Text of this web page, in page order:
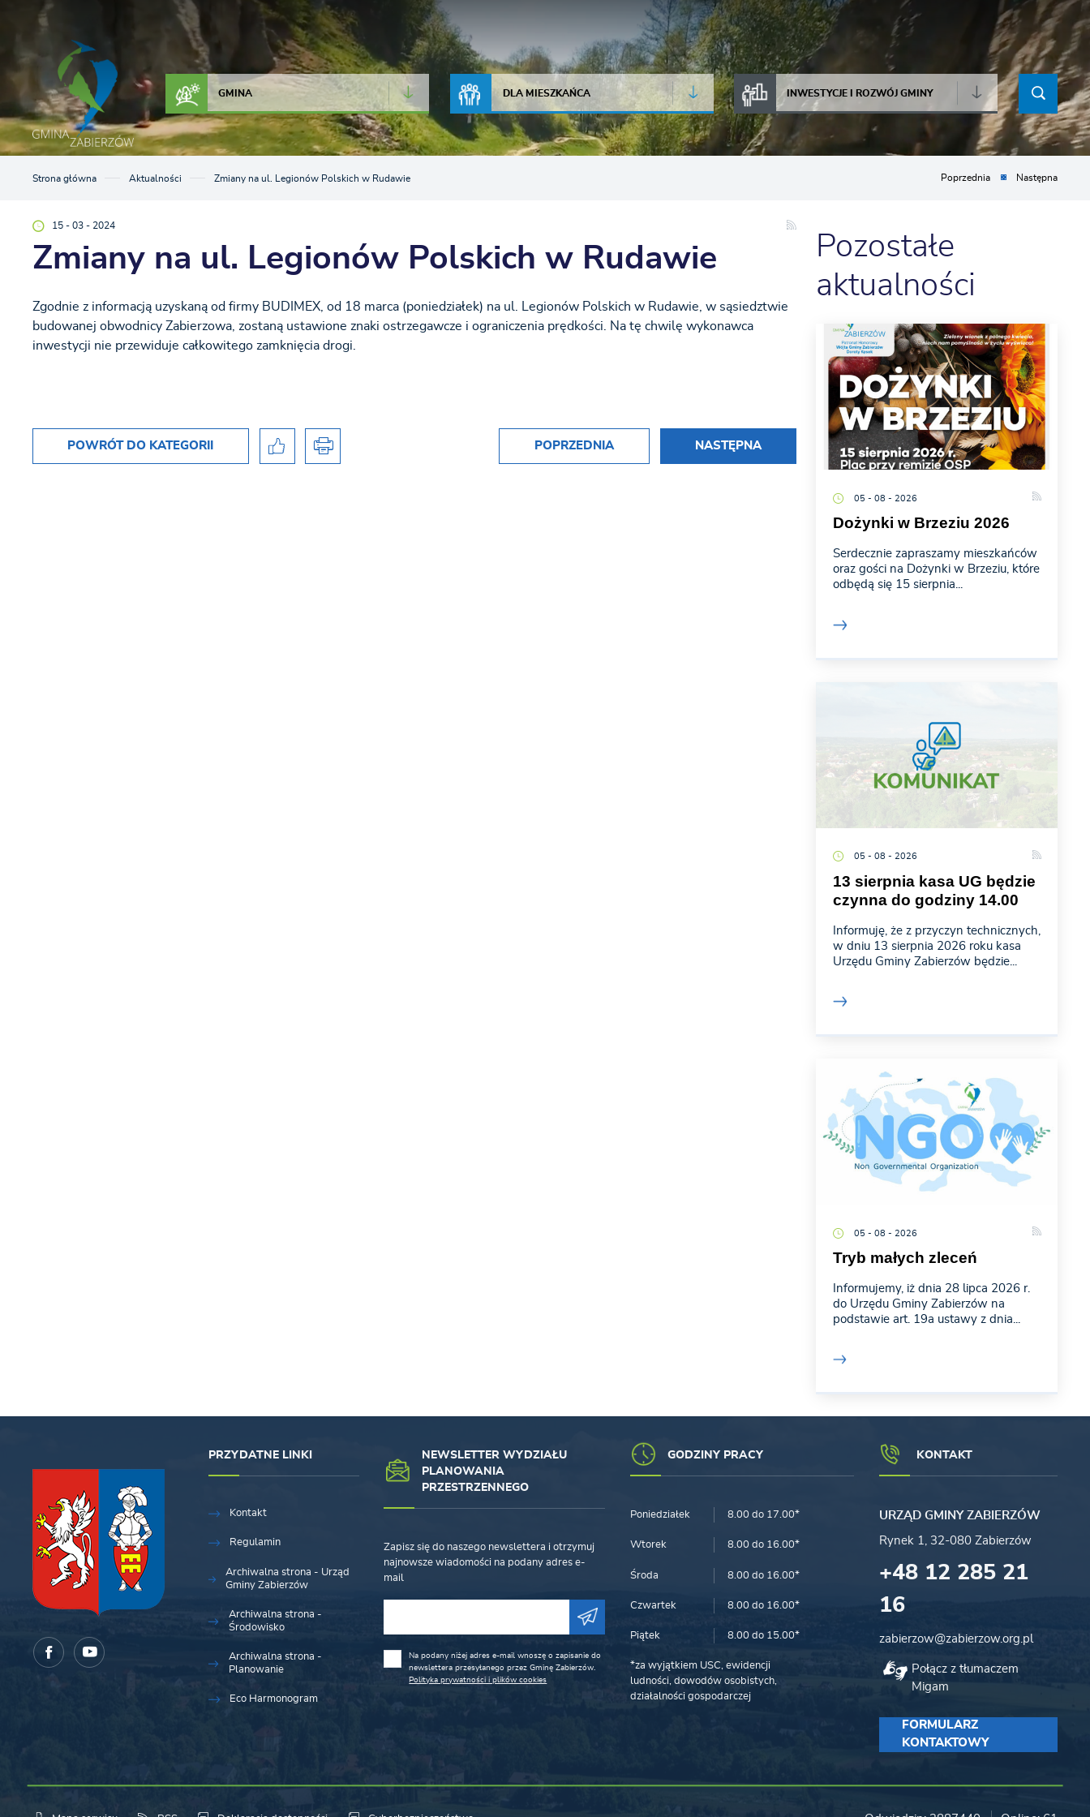
Przejdź do menu.
Przejdź do wyszukiwarki.
Przejdź do treści.
Przejdź do ustawień wielkości czcionki.
Włącz wersję kontrastową strony.
JAKOŚĆ POWIETRZA
GMINA DLA MIESZKAŃCA INWESTYCJE I ROZWÓJ GMINY
Strona główna Aktualności Zmiany na ul. Legionów Polskich w Rudawie Poprzednia Następna
15 - 03 - 2024
Zmiany na ul. Legionów Polskich w Rudawie
Zgodnie z informacją uzyskaną od firmy BUDIMEX, od 18 marca (poniedziałek) na ul. Legionów Polskich w Rudawie, w sąsiedztwie
budowanej obwodnicy Zabierzowa, zostaną ustawione znaki ostrzegawcze i ograniczenia prędkości. Na tę chwilę wykonawca
inwestycji nie przewiduje całkowitego zamknięcia drogi.
POWRÓT DO KATEGORII POPRZEDNIA NASTĘPNA
Pozostałe
aktualności
05 - 08 - 2026
Dożynki w Brzeziu 2026
Serdecznie zapraszamy mieszkańców
oraz gości na Dożynki w Brzeziu, które
odbędą się 15 sierpnia...
05 - 08 - 2026
13 sierpnia kasa UG będzie
czynna do godziny 14.00
Informuję, że z przyczyn technicznych,
w dniu 13 sierpnia 2026 roku kasa
Urzędu Gminy Zabierzów będzie...
05 - 08 - 2026
Tryb małych zleceń
Informujemy, iż dnia 28 lipca 2026 r.
do Urzędu Gminy Zabierzów na
podstawie art. 19a ustawy z dnia...
PRZYDATNE LINKI
Kontakt
Regulamin
Archiwalna strona - Urząd
Gminy Zabierzów
Archiwalna strona -
Środowisko
Archiwalna strona -
Planowanie
Eco Harmonogram
NEWSLETTER WYDZIAŁU
PLANOWANIA
PRZESTRZENNEGO
Zapisz się do naszego newslettera i otrzymuj
najnowsze wiadomości na podany adres e-
mail
Na podany niżej adres e-mail wnoszę o zapisanie do
newslettera przesyłanego przez Gminę Zabierzów.
Polityka prywatności i plików cookies
GODZINY PRACY
Poniedziałek 8.00 do 17.00*
Wtorek 8.00 do 16.00*
Środa 8.00 do 16.00*
Czwartek 8.00 do 16.00*
Piątek 8.00 do 15.00*
*za wyjątkiem USC, ewidencji
ludności, dowodów osobistych,
działalności gospodarczej
KONTAKT
URZĄD GMINY ZABIERZÓW
Rynek 1, 32-080 Zabierzów
+48 12 285 21
16
zabierzow@zabierzow.org.pl
Połącz z tłumaczem
Migam
FORMULARZ
KONTAKTOWY